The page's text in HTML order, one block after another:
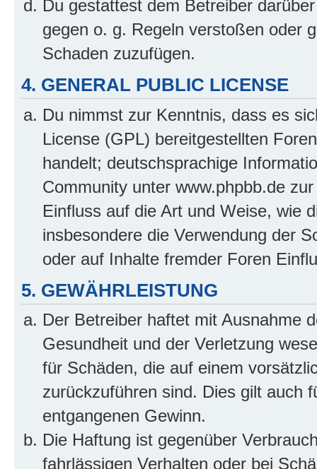
Du gestattest dem Betreiber
gegen o. g. Regeln verstoßen oder
Schaden zuzufügen.
4. GENERAL PUBLIC LICENSE
Du nimmst zur Kenntnis, dass es
License (GPL) bereitgestellten
handelt; deutschsprachige
Community unter www.phpbb.de
Einfluss auf die Art und Weise, wie
insbesondere die Verwendung der
oder auf Inhalte fremder Foren
5. GEWÄHRLEISTUNG
Der Betreiber haftet mit Ausnahme
Gesundheit und der Verletzung
für Schäden, die auf einem
zurückzuführen sind. Dies gilt auch
entgangenen Gewinn.
Die Haftung ist gegenüber
fahrlässigen Verhalten oder bei